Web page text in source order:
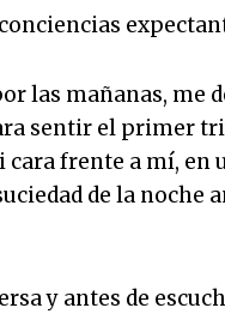
las mañanas, me
sentir el primer
frente a mí, en
de la noche
y antes de